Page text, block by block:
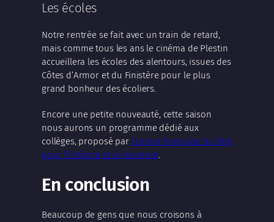
Les écoles
Notre rentrée se fait avec un train de retard,
mais comme tous les ans le cinéma de Plestin
accueillera les écoles des alentours, issues des
Côtes d’Armor et du Finistère pour le plus
grand bonheur des écoliers.
Encore une petite nouveauté, cette saison
nous aurons un programme dédié aux
collèges, proposé par L’Union Française du Film
pour l’Enfance et la Jeunesse.
En conclusion
Beaucoup de gens que nous croisons à